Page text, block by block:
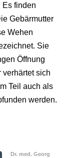
Es finden
Gebärmutter
Wehen
Sie
Öffnung
verhärtet sich
Teil auch als
werden.
Dr. med. Georg